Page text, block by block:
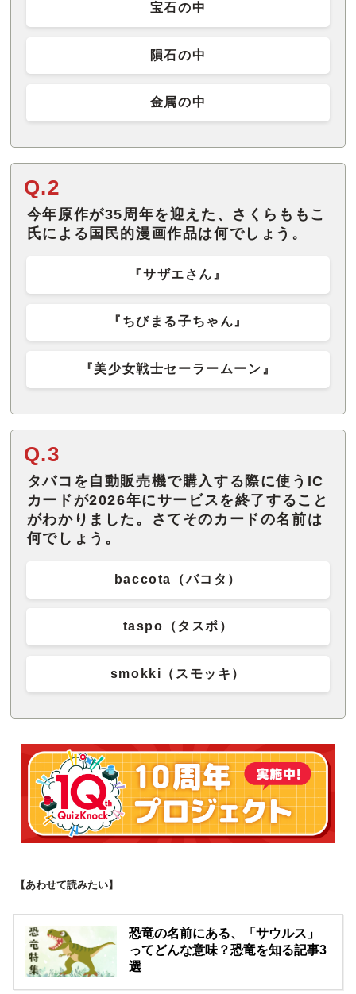
宝石の中
隕石の中
金属の中
Q.2
今年原作が35周年を迎えた、さくらももこ
氏による国民的漫画作品は何でしょう。
『サザエさん』
『ちびまる子ちゃん』
『美少女戦士セーラームーン』
Q.3
タバコを自動販売機で購入する際に使うIC
カードが2026年にサービスを終了すること
がわかりました。さてそのカードの名前は
何でしょう。
baccota（バコタ）
taspo（タスポ）
smokki（スモッキ）
【あわせて読みたい】
恐竜の名前にある、「サウルス」
ってどんな意味？恐竜を知る記事3
選